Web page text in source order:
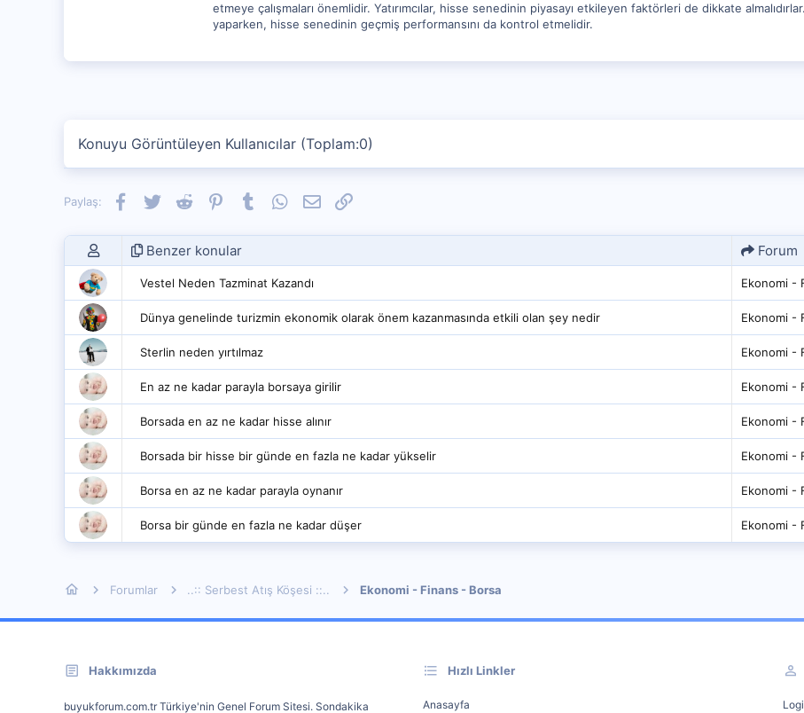
etmeye çalışmaları önemlidir. Yatırımcılar, hisse senedinin piyasayı etkileyen faktörleri de dikkate almalıdırlar.
yaparken, hisse senedinin geçmiş performansını da kontrol etmelidir.
Konuyu Görüntüleyen Kullanıcılar (Toplam:0)
Paylaş: Facebook
TwitterReddit PinterestTumblrWhatsApp
E-postaLink
Benzer konular Forum
Vestel Neden Tazminat Kazandı Ekonomi -
Dünya genelinde turizmin ekonomik olarak önem kazanmasında etkili olan şey nedir Ekonomi -
Sterlin neden yırtılmaz Ekonomi -
En az ne kadar parayla borsaya girilir Ekonomi -
Borsada en az ne kadar hisse alınır Ekonomi -
Borsada bir hisse bir günde en fazla ne kadar yükselir Ekonomi -
Borsa en az ne kadar parayla oynanır Ekonomi -
Borsa bir günde en fazla ne kadar düşer Ekonomi -
Forumlar ..:: Serbest Atış Köşesi ::.. Ekonomi - Finans - Borsa
Hakkımızda
buyukforum.com.tr Türkiye'nin Genel Forum Sitesi. Sondakika
Hızlı Linkler
Anasayfa